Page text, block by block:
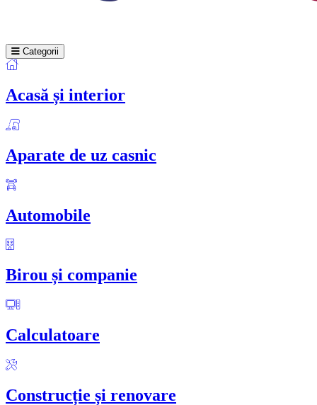
Categorii
Acasă și interior
Aparate de uz casnic
Automobile
Birou și companie
Calculatoare
Construcție și renovare